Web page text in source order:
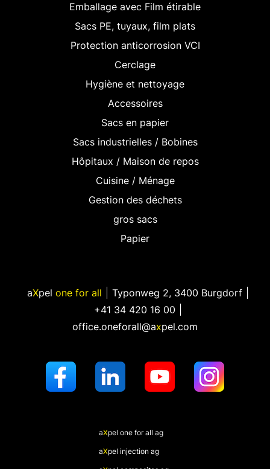
Emballage avec Film étirable
Sacs PE, tuyaux, film plats
Protection anticorrosion VCI
Cerclage
Hygiène et nettoyage
Accessoires
Sacs en papier
Sacs industrielles / Bobines
Hôpitaux / Maison de repos
Cuisine / Ménage
Gestion des déchets
gros sacs
Papier
aXpel one for all Typonweg 2, 3400 Burgdorf
+41 34 420 16 00
office.oneforall@axpel.com
aXpel one for all ag
aXpel injection ag